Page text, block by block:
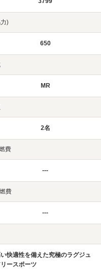
)
650
MR
2名
費
---
費
---
快適性を備えた究極のラグジュ
ースポーツ